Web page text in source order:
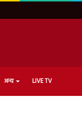
अन्य LIVE TV